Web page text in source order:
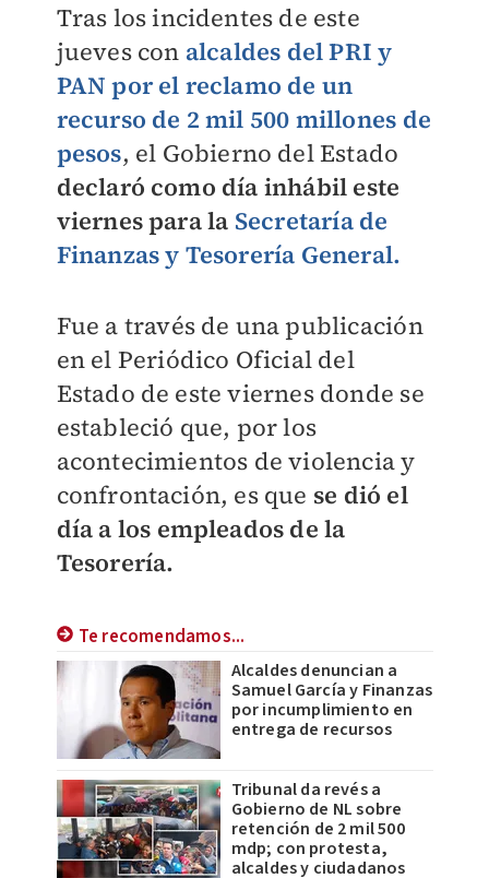
Tras los incidentes de este
jueves con alcaldes del PRI y
PAN por el reclamo de un
recurso de 2 mil 500 millones de
pesos, el Gobierno del Estado
declaró como día inhábil este
viernes para la Secretaría de
Finanzas y Tesorería General.
Fue a través de una publicación
en el Periódico Oficial del
Estado de este viernes donde se
estableció que, por los
acontecimientos de violencia y
confrontación, es que se dió el
día a los empleados de la
Tesorería.
Te recomendamos...
Alcaldes denuncian a
Samuel García y Finanzas
por incumplimiento en
entrega de recursos
Tribunal da revés a
Gobierno de NL sobre
retención de 2 mil 500
mdp; con protesta,
alcaldes y ciudadanos